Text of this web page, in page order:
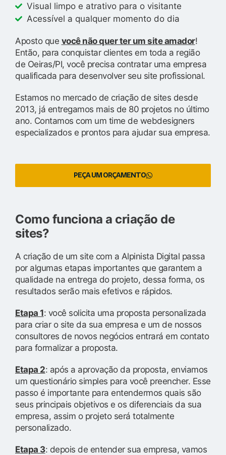
Visual limpo e atrativo para o visitante
Acessível a qualquer momento do dia
Aposto que você não quer ter um site amador!
Então, para conquistar clientes em toda a região
de Oeiras/PI, você precisa contratar uma empresa
qualificada para desenvolver seu site profissional.
Estamos no mercado de criação de sites desde
2013, já entregamos mais de 80 projetos no último
ano. Contamos com um time de webdesigners
especializados e prontos para ajudar sua empresa.
PEÇA UM ORÇAMENTO
Como funciona a criação de
sites?
A criação de um site com a Alpinista Digital passa
por algumas etapas importantes que garantem a
qualidade na entrega do projeto, dessa forma, os
resultados serão mais efetivos e rápidos.
Etapa 1: você solicita uma proposta personalizada
para criar o site da sua empresa e um de nossos
consultores de novos negócios entrará em contato
para formalizar a proposta.
Etapa 2: após a aprovação da proposta, enviamos
um questionário simples para você preencher. Esse
passo é importante para entendermos quais são
seus principais objetivos e os diferenciais da sua
empresa, assim o projeto será totalmente
personalizado.
Etapa 3: depois de entender sua empresa, vamos